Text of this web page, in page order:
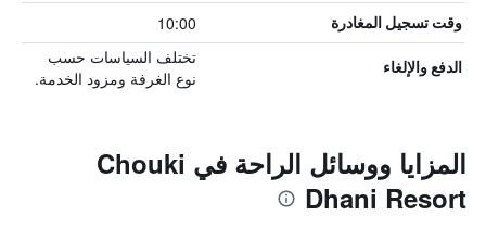
وقت تسجيل المغادرة 10:00
الدفع والإلغاء
تختلف السياسات حسب
نوع الغرفة ومزود الخدمة.
المزايا ووسائل الراحة في Chouki
Dhani Resort